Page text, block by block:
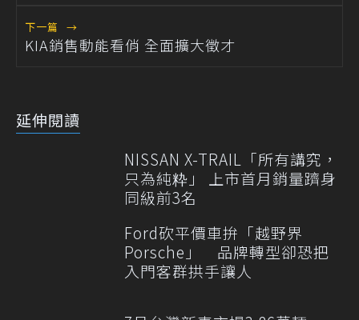
下一篇 →
KIA銷售動能看俏 全面擴大徵才
延伸閱讀
NISSAN X-TRAIL「所有講究，
只為純粋」 上市首月銷量躋身
同級前3名
Ford砍平價車拚「越野界
Porsche」 品牌轉型卻恐把
入門客群拱手讓人